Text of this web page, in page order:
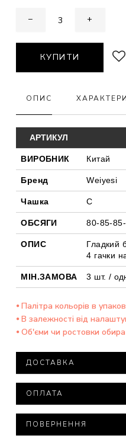
− +
КУПИТИ
ОПИС
АРТИКУЛ
ВИРОБНИК Китай
Бренд Weiyesi
Чашка С
ОБСЯГИ 80-85-
ОПИС
Гладкий
4 гачки
МІН.ЗАМОВА 3 шт. /
⦁ Палітра кольорів в
⦁ В залежності від
⦁ Об'єми чи ростовки
ДОСТАВКА
Доставка товару
При замовленні на
Всі посилки
Якщо Вам необхідно
ОПЛАТА
Мінімальна сума
ПОВЕРНЕННЯ